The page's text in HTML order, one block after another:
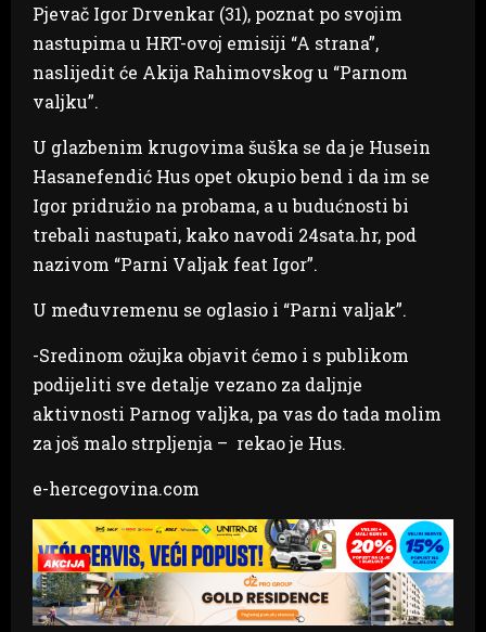
Pjevač Igor Drvenkar (31), poznat po svojim
nastupima u HRT-ovoj emisiji “A strana”,
naslijedit će Akija Rahimovskog u “Parnom
valjku”.
U glazbenim krugovima šuška se da je Husein
Hasanefendić Hus opet okupio bend i da im se
Igor pridružio na probama, a u budućnosti bi
trebali nastupati, kako navodi 24sata.hr, pod
nazivom “Parni Valjak feat Igor”.
U međuvremenu se oglasio i “Parni valjak”.
-Sredinom ožujka objavit ćemo i s publikom
podijeliti sve detalje vezano za daljnje
aktivnosti Parnog valjka, pa vas do tada molim
za još malo strpljenja – rekao je Hus.
e-hercegovina.com